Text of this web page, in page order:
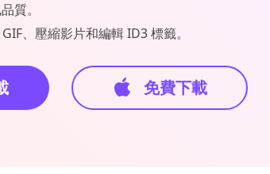
質。
、壓縮影片和編輯 ID3 標籤。
免費下載